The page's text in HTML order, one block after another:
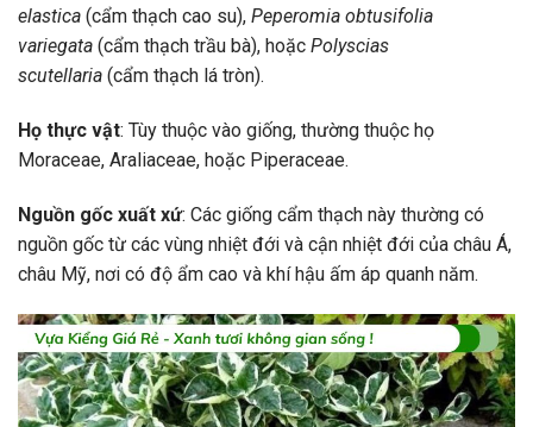
elastica (cẩm thạch cao su), Peperomia obtusifolia
variegata (cẩm thạch trầu bà), hoặc Polyscias
scutellaria (cẩm thạch lá tròn).
Họ thực vật: Tùy thuộc vào giống, thường thuộc họ
Moraceae, Araliaceae, hoặc Piperaceae.
Nguồn gốc xuất xứ: Các giống cẩm thạch này thường có
nguồn gốc từ các vùng nhiệt đới và cận nhiệt đới của châu Á,
châu Mỹ, nơi có độ ẩm cao và khí hậu ấm áp quanh năm.